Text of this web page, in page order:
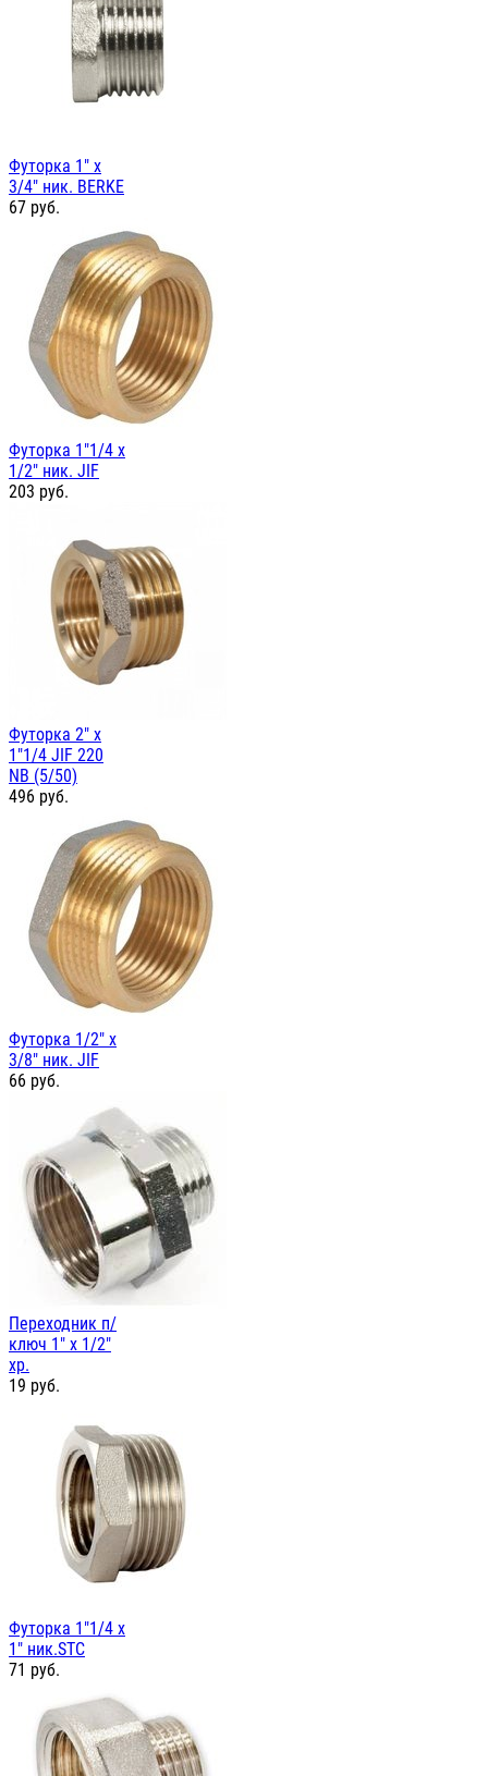
Футорка 1" х
3/4" ник. BERKE
67 руб.
Футорка 1"1/4 х
1/2" ник. JIF
203 руб.
Футорка 2" х
1"1/4 JIF 220
NB (5/50)
496 руб.
Футорка 1/2" х
3/8" ник. JIF
66 руб.
Переходник п/
ключ 1" х 1/2"
хр.
19 руб.
Футорка 1"1/4 х
1" ник.STC
71 руб.